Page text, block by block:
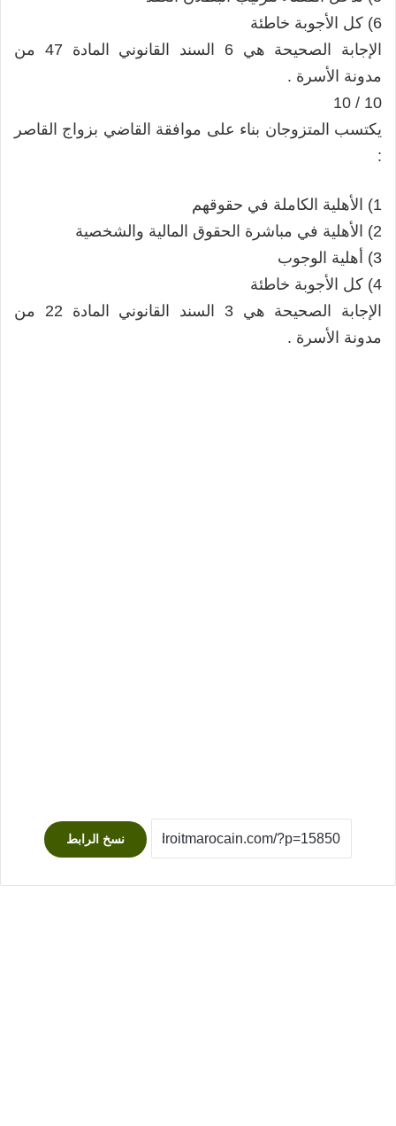
6) كل الأجوبة خاطئة
الإجابة الصحيحة هي 6 السند القانوني المادة 47 من
مدونة الأسرة .
10 / 10
يكتسب المتزوجان بناء على موافقة القاضي بزواج القاصر
:
1) الأهلية الكاملة في حقوقهم
2) الأهلية في مباشرة الحقوق المالية والشخصية
3) أهلية الوجوب
4) كل الأجوبة خاطئة
الإجابة الصحيحة هي 3 السند القانوني المادة 22 من
مدونة الأسرة .
نسخ الرابط